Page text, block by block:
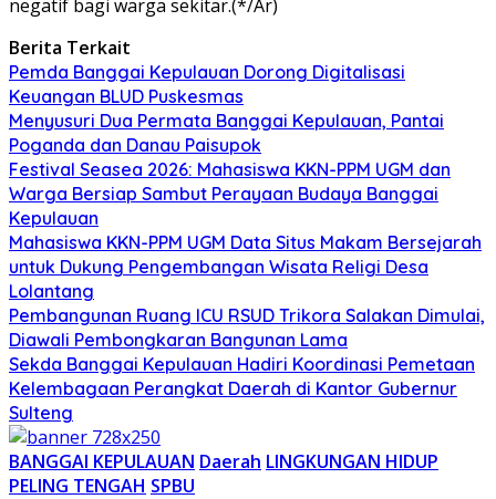
negatif bagi warga sekitar.(*/Ar)
Berita Terkait
Pemda Banggai Kepulauan Dorong Digitalisasi
Keuangan BLUD Puskesmas
Menyusuri Dua Permata Banggai Kepulauan, Pantai
Poganda dan Danau Paisupok
Festival Seasea 2026: Mahasiswa KKN-PPM UGM dan
Warga Bersiap Sambut Perayaan Budaya Banggai
Kepulauan
Mahasiswa KKN-PPM UGM Data Situs Makam Bersejarah
untuk Dukung Pengembangan Wisata Religi Desa
Lolantang
Pembangunan Ruang ICU RSUD Trikora Salakan Dimulai,
Diawali Pembongkaran Bangunan Lama
Sekda Banggai Kepulauan Hadiri Koordinasi Pemetaan
Kelembagaan Perangkat Daerah di Kantor Gubernur
Sulteng
BANGGAI KEPULAUAN Daerah LINGKUNGAN HIDUP
PELING TENGAH SPBU